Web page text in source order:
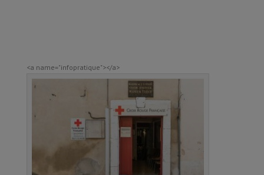
<a name="infopratique"></a>